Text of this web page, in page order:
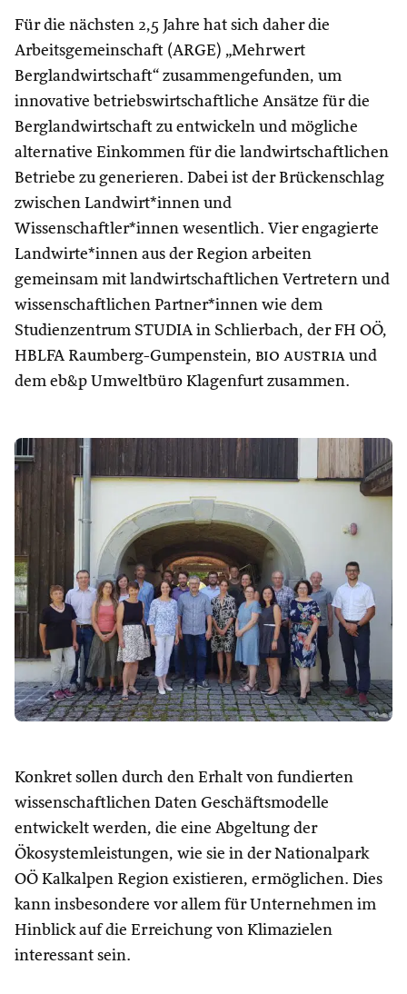
Für die nächsten 2,5 Jahre hat sich daher die
Arbeitsgemeinschaft (ARGE) „Mehrwert
Berglandwirtschaft“ zusammengefunden, um
innovative betriebswirtschaftliche Ansätze für die
Berglandwirtschaft zu entwickeln und mögliche
alternative Einkommen für die landwirtschaftlichen
Betriebe zu generieren. Dabei ist der Brückenschlag
zwischen Landwirt*innen und
Wissenschaftler*innen wesentlich. Vier engagierte
Landwirte*innen aus der Region arbeiten
gemeinsam mit landwirtschaftlichen Vertretern und
wissenschaftlichen Partner*innen wie dem
Studienzentrum STUDIA in Schlierbach, der FH OÖ,
HBLFA Raumberg-Gumpenstein, bio austria und
dem eb&p Umweltbüro Klagenfurt zusammen.
Konkret sollen durch den Erhalt von fundierten
wissenschaftlichen Daten Geschäftsmodelle
entwickelt werden, die eine Abgeltung der
Ökosystemleistungen, wie sie in der Nationalpark
OÖ Kalkalpen Region existieren, ermöglichen. Dies
kann insbesondere vor allem für Unternehmen im
Hinblick auf die Erreichung von Klimazielen
interessant sein.